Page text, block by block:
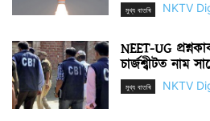
মুখ্য বাতৰি NKTV
NEET-UG
চাৰ্জশ্বীটত নাম
মুখ্য বাতৰি NKTV